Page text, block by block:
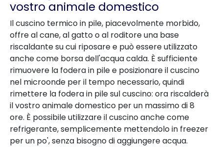
vostro animale domestico
Il cuscino termico in pile, piacevolmente morbido,
offre al cane, al gatto o al roditore una base
riscaldante su cui riposare e può essere utilizzato
anche come borsa dell'acqua calda. È sufficiente
rimuovere la fodera in pile e posizionare il cuscino
nel microonde per il tempo necessario, quindi
rimettere la fodera in pile sul cuscino: ora riscalderà
il vostro animale domestico per un massimo di 8
ore. È possibile utilizzare il cuscino anche come
refrigerante, semplicemente mettendolo in freezer
per un po', senza bisogno di aggiungere acqua.